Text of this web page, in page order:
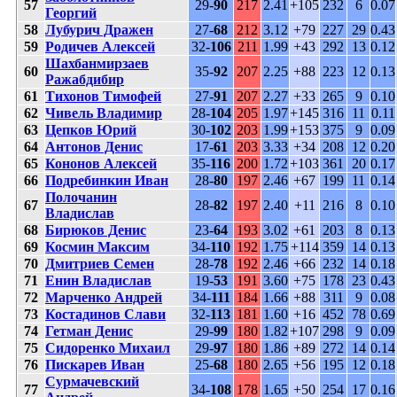
57
Георгий
29-90 217 2.41 +105 232 6 0.07
58 Лубурич Дражен 27-68 212 3.12 +79 227 29 0.43
59 Родичев Алексей 32-106 211 1.99 +43 292 13 0.12
60
Шахбанмирзаев
Ражабдибир
35-92 207 2.25 +88 223 12 0.13
61 Тихонов Тимофей 27-91 207 2.27 +33 265 9 0.10
62 Чивель Владимир 28-104 205 1.97+145 316 11 0.11
63 Цепков Юрий 30-102 203 1.99+153 375 9 0.09
64 Антонов Денис 17-61 203 3.33 +34 208 12 0.20
65 Кононов Алексей 35-116 200 1.72+103 361 20 0.17
66 Подребинкин Иван 28-80 197 2.46 +67 199 11 0.14
67
Полочанин
Владислав
28-82 197 2.40 +11 216 8 0.10
68 Бирюков Денис 23-64 193 3.02 +61 203 8 0.13
69 Космин Максим 34-110 192 1.75 +114 359 14 0.13
70 Дмитриев Семен 28-78 192 2.46 +66 232 14 0.18
71 Енин Владислав 19-53 191 3.60 +75 178 23 0.43
72 Марченко Андрей 34-111 184 1.66 +88 311 9 0.08
73 Костадинов Слави 32-113 181 1.60 +16 452 78 0.69
74 Гетман Денис 29-99 180 1.82+107 298 9 0.09
75 Сидоренко Михаил 29-97 180 1.86 +89 272 14 0.14
76 Пискарев Иван 25-68 180 2.65 +56 195 12 0.18
77
Сурмачевский
34-108 178 1.65 +50 254 17 0.16